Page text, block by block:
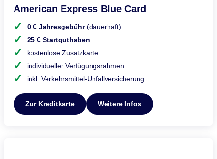
American Express Blue Card
0 € Jahresgebühr(dauerhaft)
25 € Startguthaben
kostenlose Zusatzkarte
individueller Verfügungsrahmen
inkl. Verkehrsmittel-Unfallversicherung
Zur Kreditkarte Weitere Infos